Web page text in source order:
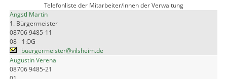
Telefonliste der Mitarbeiter/innen der Verwaltung
Angstl Martin
1. Bürgermeister
08706 9485-11
08 - 1.OG
buergermeister@vilsheim.de
Augustin Verena
08706 9485-21